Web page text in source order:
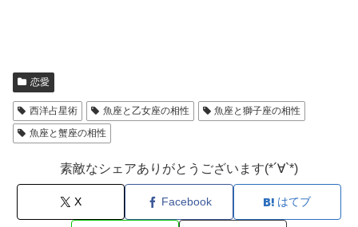
恋愛
西洋占星術 魚座と乙女座の相性
魚座と獅子座の相性
魚座と蟹座の相性
素敵なシェアありがとうございます(*´∀`*)
X Facebook はてブ